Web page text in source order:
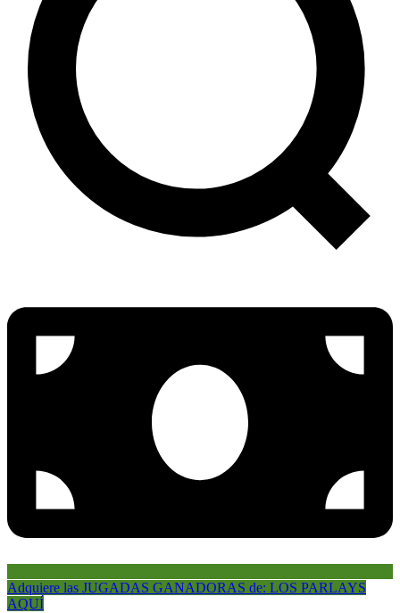
Adquiere las JUGADAS GANADORAS de: LOS PARLAYS
AQUÍ